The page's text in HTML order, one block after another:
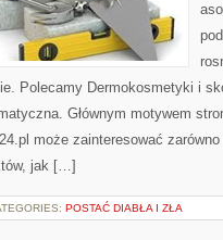
Polecamy Dermokosmetyki i
Głównym motywem
może zainteresować
jak […]
POSTAĆ DIABŁA I ZŁA